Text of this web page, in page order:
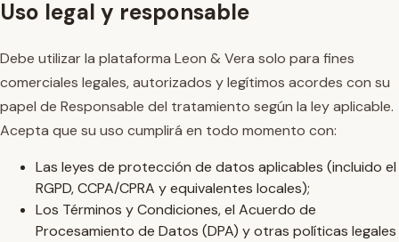
Uso legal y responsable
Debe utilizar la plataforma Leon & Vera solo para fines
comerciales legales, autorizados y legítimos acordes con su
papel de Responsable del tratamiento según la ley aplicable.
Acepta que su uso cumplirá en todo momento con:
Las leyes de protección de datos aplicables (incluido el
RGPD, CCPA/CPRA y equivalentes locales);
Los Términos y Condiciones, el Acuerdo de
Procesamiento de Datos (DPA) y otras políticas legales